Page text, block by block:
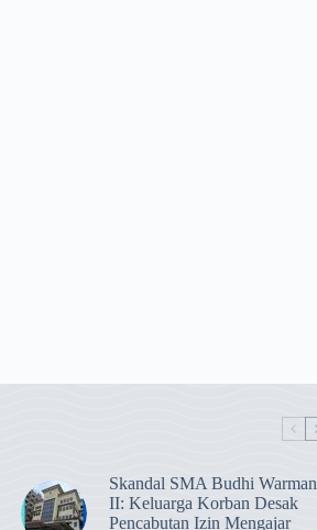
Skandal SMA Budhi Warman
II: Keluarga Korban Desak
Pencabutan Izin Mengajar